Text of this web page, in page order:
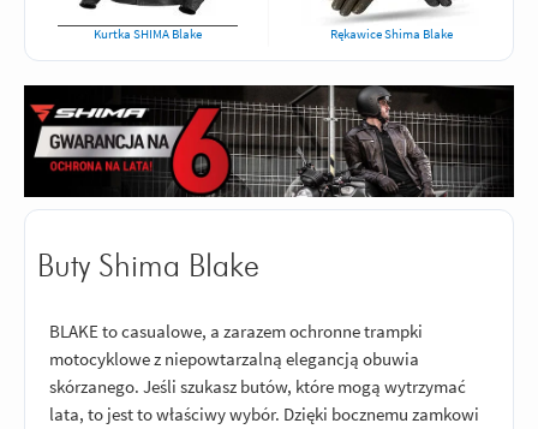
Kurtka SHIMA Blake Rękawice Shima Blake
Buty Shima Blake
BLAKE to casualowe, a zarazem ochronne trampki
motocyklowe z niepowtarzalną elegancją obuwia
skórzanego. Jeśli szukasz butów, które mogą wytrzymać
lata, to jest to właściwy wybór. Dzięki bocznemu zamkowi